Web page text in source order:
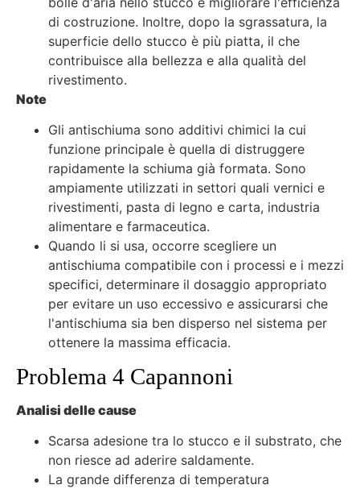
di costruzione. Inoltre, dopo la sgrassatura, la
superficie dello stucco è più piatta, il che
contribuisce alla bellezza e alla qualità del
rivestimento.
Note
Gli antischiuma sono additivi chimici la cui
funzione principale è quella di distruggere
rapidamente la schiuma già formata. Sono
ampiamente utilizzati in settori quali vernici e
rivestimenti, pasta di legno e carta, industria
alimentare e farmaceutica.
Quando li si usa, occorre scegliere un
antischiuma compatibile con i processi e i mezzi
specifici, determinare il dosaggio appropriato
per evitare un uso eccessivo e assicurarsi che
l'antischiuma sia ben disperso nel sistema per
ottenere la massima efficacia.
Problema 4 Capannoni
Analisi delle cause
Scarsa adesione tra lo stucco e il substrato, che
non riesce ad aderire saldamente.
La grande differenza di temperatura